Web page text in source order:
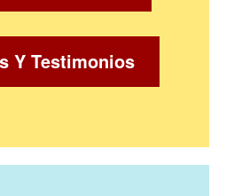
Y Testimonios